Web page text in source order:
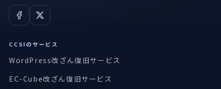
CCSIのサービス
WordPress改ざん復旧サービス
EC-Cube改ざん復旧サービス